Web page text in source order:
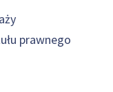
prawnego